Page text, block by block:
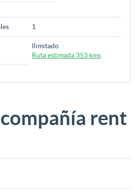
1
Ilimitado
Ruta estimada 353 kms
rent